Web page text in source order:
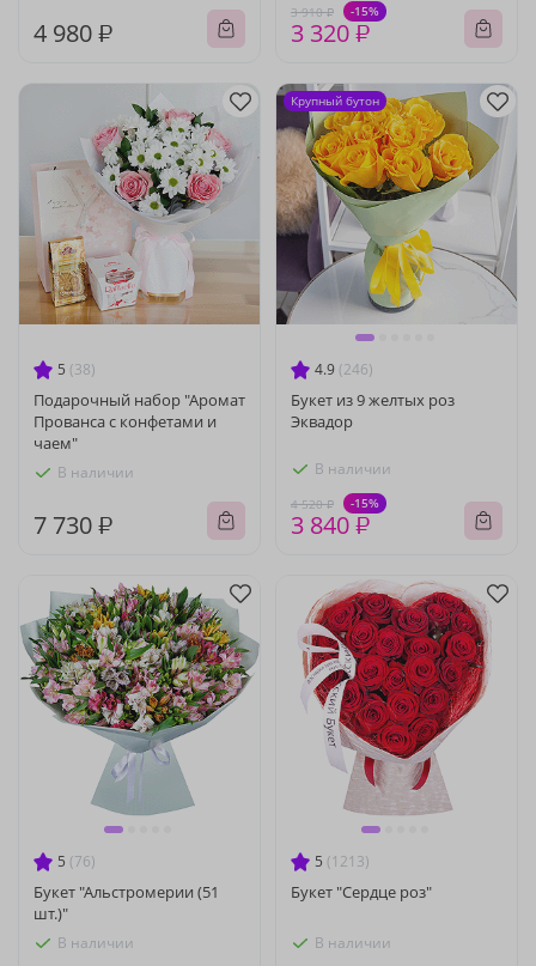
4 980 ₽
3 910 ₽ -15%
3 320 ₽
5 (38)
Подарочный набор "Аромат
Прованса с конфетами и
чаем"
В наличии
7 730 ₽
4.9 (246)
Букет из 9 желтых роз
Эквадор
В наличии
4 520 ₽ -15%
3 840 ₽
Крупный бутон
5 (76)
Букет "Альстромерии (51
шт.)"
В наличии
5 (1213)
Букет "Сердце роз"
В наличии